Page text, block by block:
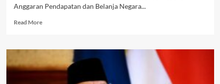
Anggaran Pendapatan dan Belanja Negara...
Read MoreRead
DPR
Kemenkeu